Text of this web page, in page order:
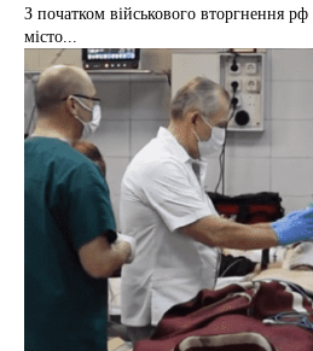
З початком військового вторгнення
місто...